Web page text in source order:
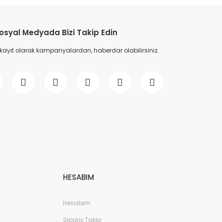
Medyada Bizi Takip Edin
olarak kampanyalardan, haberdar olabilirsiniz.
HESABIM
Hesabım
Sipariş Takip